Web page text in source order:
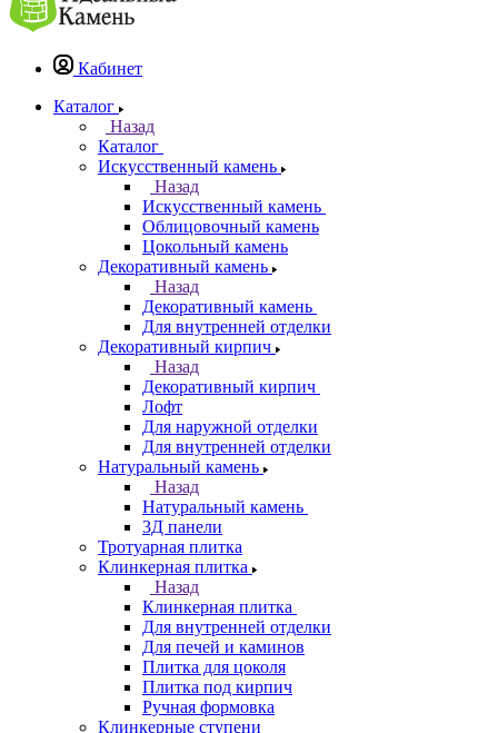
Кабинет
Каталог
Назад
Каталог
Искусственный камень
Назад
Искусственный камень
Облицовочный камень
Цокольный камень
Декоративный камень
Назад
Декоративный камень
Для внутренней отделки
Декоративный кирпич
Назад
Декоративный кирпич
Лофт
Для наружной отделки
Для внутренней отделки
Натуральный камень
Назад
Натуральный камень
3Д панели
Тротуарная плитка
Клинкерная плитка
Назад
Клинкерная плитка
Для внутренней отделки
Для печей и каминов
Плитка для цоколя
Плитка под кирпич
Ручная формовка
Клинкерные ступени